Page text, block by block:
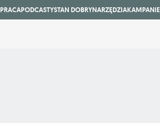
PRACAPODCASTYSTAN DOBRYNARZĘDZIAKAMPANIE